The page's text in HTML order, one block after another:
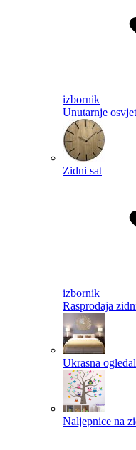
izbornik
Unutarnje
Zidni sat
izbornik
Rasprodaja
Ukrasna
Naljepnice na